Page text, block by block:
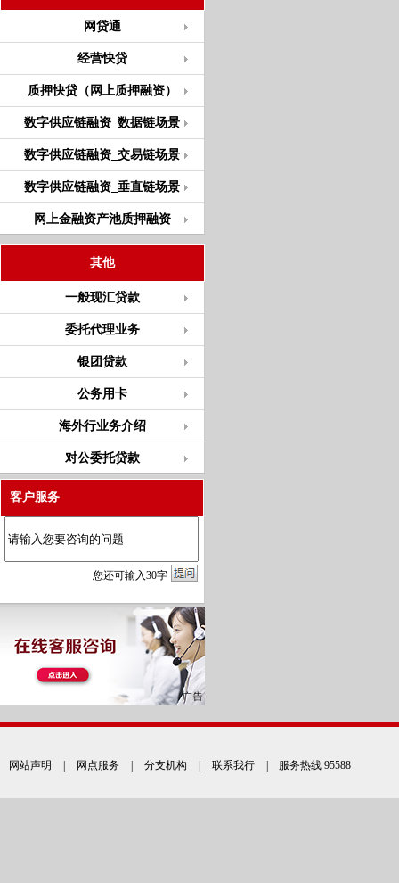
网贷通
经营快贷
质押快贷（网上质押融资）
数字供应链融资_数据链场景
数字供应链融资_交易链场景
数字供应链融资_垂直链场景
网上金融资产池质押融资
其他
一般现汇贷款
委托代理业务
银团贷款
公务用卡
海外行业务介绍
对公委托贷款
客户服务
您还可输入30字
网站声明 网点服务 分支机构 联系我行 | 服务热线 95588